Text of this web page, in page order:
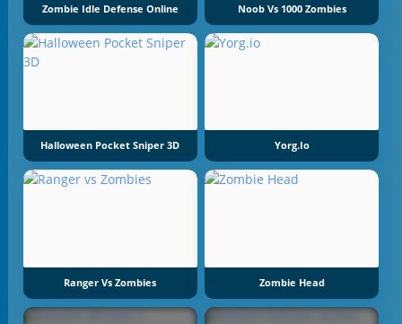
Zombie Idle Defense Online Noob Vs 1000 Zombies
Halloween Pocket Sniper 3D Yorg.io
Ranger Vs Zombies Zombie Head